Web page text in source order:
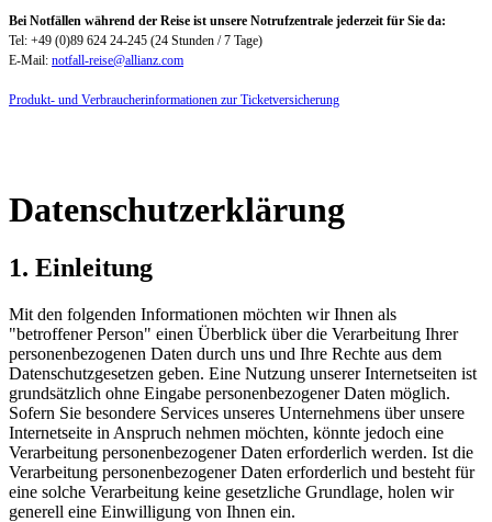
Bei Notfällen während der Reise ist unsere Notrufzentrale jederzeit für Sie da:
Tel: +49 (0)89 624 24-245 (24 Stunden / 7 Tage)
E-Mail: notfall-reise@allianz.com
Produkt- und Verbraucherinformationen zur Ticketversicherung
Datenschutzerklärung
1. Einleitung
Mit den folgenden Informationen möchten wir Ihnen als
"betroffener Person" einen Überblick über die Verarbeitung Ihrer
personenbezogenen Daten durch uns und Ihre Rechte aus dem
Datenschutzgesetzen geben. Eine Nutzung unserer Internetseiten ist
grundsätzlich ohne Eingabe personenbezogener Daten möglich.
Sofern Sie besondere Services unseres Unternehmens über unsere
Internetseite in Anspruch nehmen möchten, könnte jedoch eine
Verarbeitung personenbezogener Daten erforderlich werden. Ist die
Verarbeitung personenbezogener Daten erforderlich und besteht für
eine solche Verarbeitung keine gesetzliche Grundlage, holen wir
generell eine Einwilligung von Ihnen ein.